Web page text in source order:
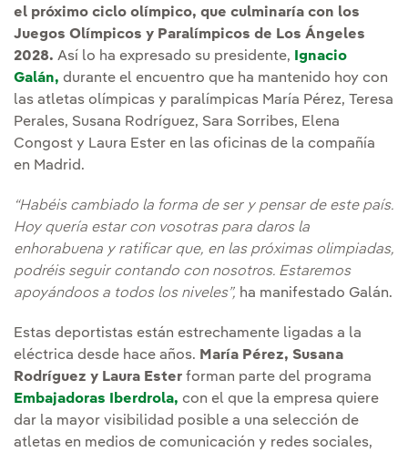
el próximo ciclo olímpico, que culminaría con los
Juegos Olímpicos y Paralímpicos de Los Ángeles
2028. Así lo ha expresado su presidente,
Ignacio
Galán, durante el encuentro que ha mantenido hoy con
las atletas olímpicas y paralímpicas María Pérez, Teresa
Perales, Susana Rodríguez, Sara Sorribes, Elena
Congost y Laura Ester en las oficinas de la compañía
en Madrid.
“Habéis cambiado la forma de ser y pensar de este país.
Hoy quería estar con vosotras para daros la
enhorabuena y ratificar que, en las próximas olimpiadas,
podréis seguir contando con nosotros. Estaremos
apoyándoos a todos los niveles”, ha manifestado Galán.
Estas deportistas están estrechamente ligadas a la
eléctrica desde hace años. María Pérez, Susana
Rodríguez y Laura Ester forman parte del programa
Embajadoras Iberdrola, con el que la empresa quiere
dar la mayor visibilidad posible a una selección de
atletas en medios de comunicación y redes sociales,